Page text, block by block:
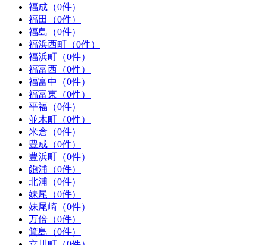
福成（0件）
福田（0件）
福島（0件）
福浜西町（0件）
福浜町（0件）
福富西（0件）
福富中（0件）
福富東（0件）
平福（0件）
並木町（0件）
米倉（0件）
豊成（0件）
豊浜町（0件）
飽浦（0件）
北浦（0件）
妹尾（0件）
妹尾崎（0件）
万倍（0件）
箕島（0件）